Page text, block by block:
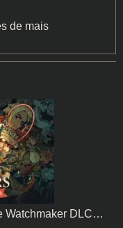
de mais
Watchmaker DLC…